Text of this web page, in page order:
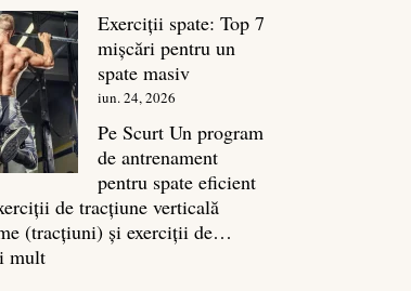
ce
sa
masa
Exerciții spate: Top 7
mișcări pentru un
spate masiv
iun. 24, 2026
Pe Scurt Un program
de antrenament
pentru spate eficient
de tracțiune verticală
(tracțiuni) și exerciții de…
mult: